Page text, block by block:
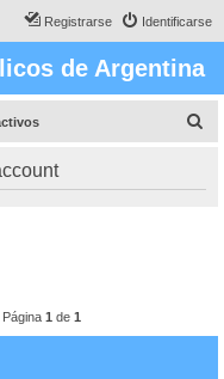
Identificarse
Registrarse
de Argentina
1 de 1